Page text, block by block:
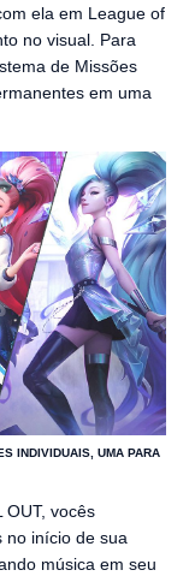
ela em League of
no visual. Para
de Missões
em uma
INDIVIDUAIS, UMA PARA
OUT, vocês
no início de sua
música em seu